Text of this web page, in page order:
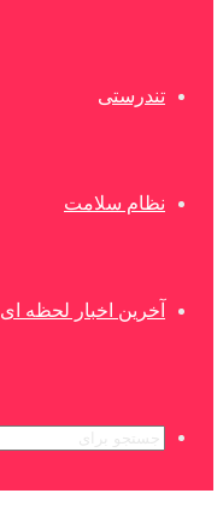
تندرستی
نظام سلامت
آخرین اخبار لحظه ای